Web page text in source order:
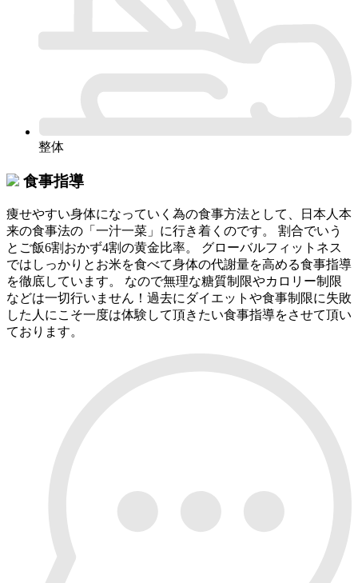
整体
食事指導
痩せやすい身体になっていく為の食事方法として、日本人本
来の食事法の「一汁一菜」に行き着くのです。 割合でいう
とご飯6割おかず4割の黄金比率。 グローバルフィットネス
ではしっかりとお米を食べて身体の代謝量を高める食事指導
を徹底しています。 なので無理な糖質制限やカロリー制限
などは一切行いません！過去にダイエットや食事制限に失敗
した人にこそ一度は体験して頂きたい食事指導をさせて頂い
ております。